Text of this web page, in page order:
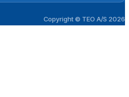
Copyright © TEO A/S 2026